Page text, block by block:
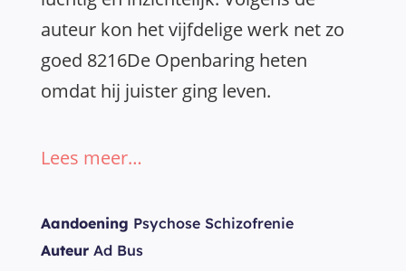
auteur kon het vijfdelige werk net zo
goed 8216De Openbaring heten
omdat hij juister ging leven.
Lees meer…
Aandoening Psychose Schizofrenie
Auteur Ad Bus